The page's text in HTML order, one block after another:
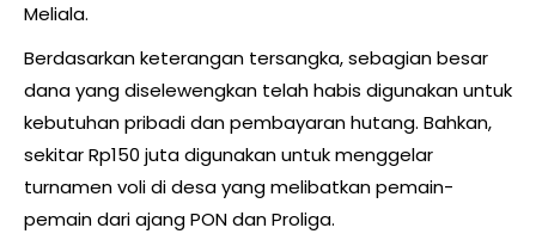
Meliala.
Berdasarkan keterangan tersangka, sebagian besar
dana yang diselewengkan telah habis digunakan untuk
kebutuhan pribadi dan pembayaran hutang. Bahkan,
sekitar Rp150 juta digunakan untuk menggelar
turnamen voli di desa yang melibatkan pemain-
pemain dari ajang PON dan Proliga.